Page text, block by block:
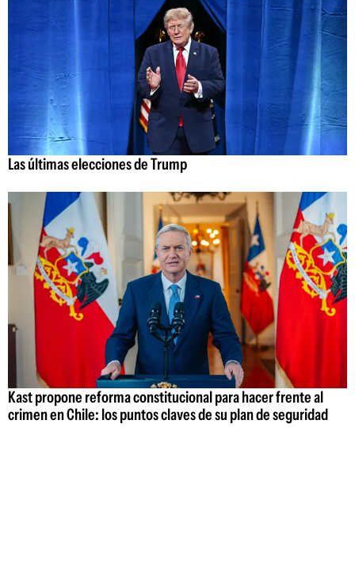
Las últimas elecciones de Trump
Kast propone reforma constitucional para hacer frente al
crimen en Chile: los puntos claves de su plan de seguridad